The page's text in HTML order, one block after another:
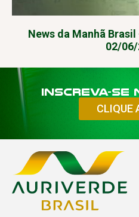
News da Manhã
02/
Inscreva-se
CLIQUE